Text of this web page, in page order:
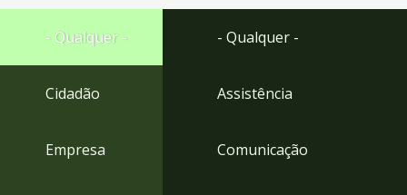
Ir
rodapé
- Qualquer -
Cidadão
Empresa
- Qualquer -
Assistência
Comunicação